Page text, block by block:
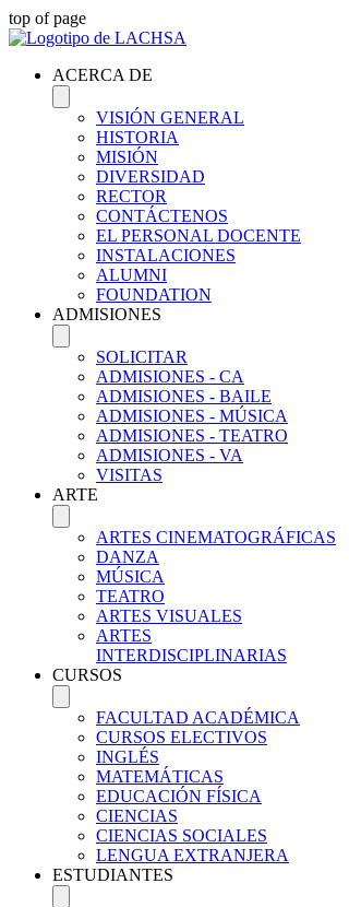
top of page
ACERCA DE
VISIÓN GENERAL
HISTORIA
MISIÓN
DIVERSIDAD
RECTOR
CONTÁCTENOS
EL PERSONAL DOCENTE
INSTALACIONES
ALUMNI
FOUNDATION
ADMISIONES
SOLICITAR
ADMISIONES - CA
ADMISIONES - BAILE
ADMISIONES - MÚSICA
ADMISIONES - TEATRO
ADMISIONES - VA
VISITAS
ARTE
ARTES CINEMATOGRÁFICAS
DANZA
MÚSICA
TEATRO
ARTES VISUALES
ARTES
INTERDISCIPLINARIAS
CURSOS
FACULTAD ACADÉMICA
CURSOS ELECTIVOS
INGLÉS
MATEMÁTICAS
EDUCACIÓN FÍSICA
CIENCIAS
CIENCIAS SOCIALES
LENGUA EXTRANJERA
ESTUDIANTES